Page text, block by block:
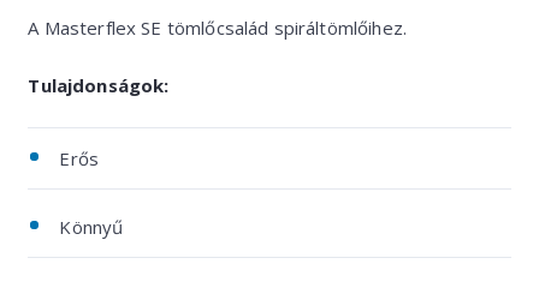
A Masterflex SE tömlőcsalád spiráltömlőihez.
Tulajdonságok:
Erős
Könnyű